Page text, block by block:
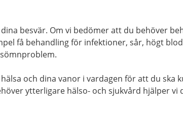
besvär. Om vi bedömer att du behöver
få behandling för infektioner, sår, högt
och dina vanor i vardagen för att du ska
ytterligare hälso- och sjukvård hjälper vi